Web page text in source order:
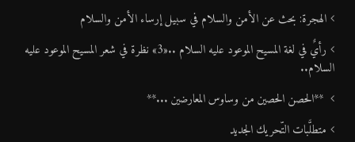
الهجرة: بحث عن الأمن والسلام في سبيل إرساء الأمن والسلام
رأيٌ في لغة المسيح الموعود عليه السلام ..«3» نظرة في شعر المسيح الموعود عليه
السلام..
**الحصن الحصين من وساوس المعارضين ...**
متطلَّبات التّحريك الجديد